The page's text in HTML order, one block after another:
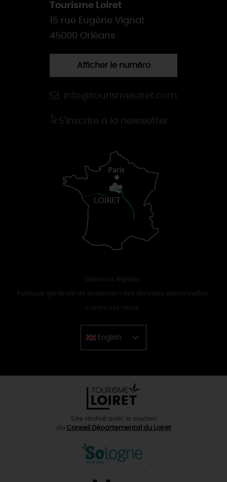
Tourisme Loiret
15 rue Eugène Vignat
45000 Orléans
Afficher le numéro
info@tourismeloiret.com
S'inscrire à la newsletter
Mentions légales
Politique générale de protection des données personnelles
Contactez-nous
English
Chinese
Site réalisé avec le soutien
du Conseil Départemental du Loiret